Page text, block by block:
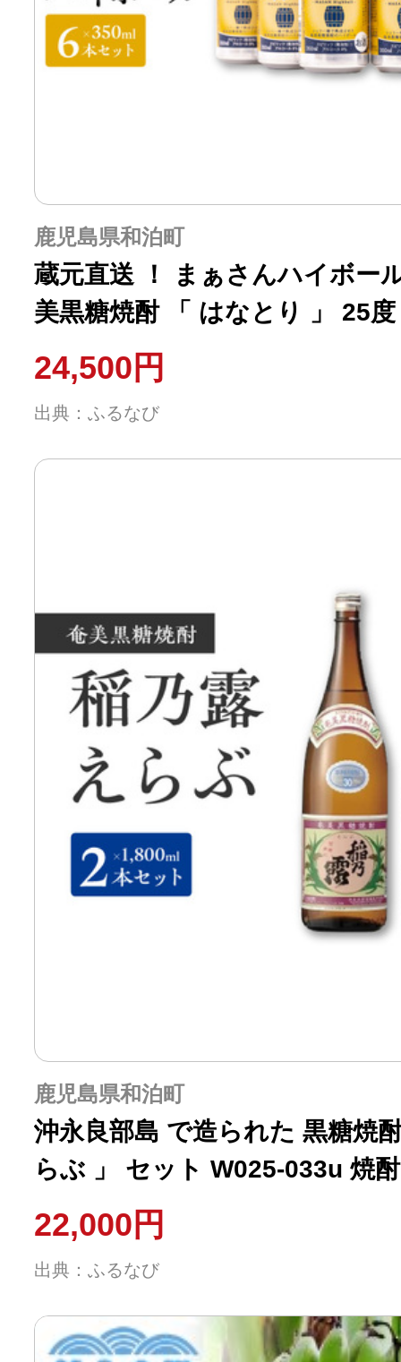
鹿児島県和泊町
蔵元直送 ！ まぁさんハイボー
美黒糖焼酎 「 はなとり 」 25
（ Ocean 5Plus ） W025-
24,500円
出典：ふるなび
鹿児島県和泊町
沖永良部島 で造られた 黒糖焼
らぶ 」 セット W025-033u 焼
22,000円
出典：ふるなび